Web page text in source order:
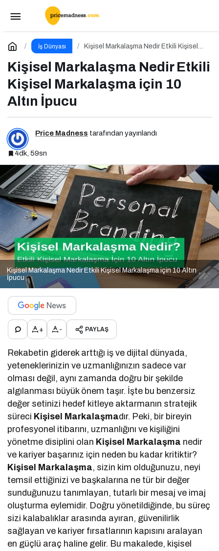
İş Dünyası
Kişisel Markalaşma Nedir Etkili Kişisel
Kişisel Markalaşma Nedir Etkili
Kişisel Markalaşma için 10
Altın İpucu
Price Madness tarafından yayınlandı
4dk, 59sn
Kişisel Markalaşma Nedir Etkili Kişisel Markalaşma için 10 Altın
İpucu
+ - PAYLAŞ
Rekabetin giderek arttığı iş ve dijital dünyada,
yeteneklerinizin ve uzmanlığınızın sadece var
olması değil, aynı zamanda doğru bir şekilde
algılanması büyük önem taşır. İşte bu benzersiz
değer setinizi hedef kitleye aktarmanın stratejik
süreci Kişisel Markalaşmadır. Peki, bir bireyin
profesyonel itibarını, uzmanlığını ve kişiliğini
yönetme disiplini olan Kişisel Markalaşma nedir
ve kariyer başarınız için neden bu kadar kritiktir?
Kişisel Markalaşma, sizin kim olduğunuzu, neyi
temsil ettiğinizi ve başkalarına ne tür bir değer
sunduğunuzu tanımlayan, tutarlı bir mesaj ve imaj
oluşturma eylemidir. Doğru yönetildiğinde, bu süreç
sizi kalabalıklar arasında ayıran, güvenilirlik
sağlayan ve kariyer fırsatlarının kapısını aralayan
en güçlü araç haline gelir. Bu makalede, kişisel
Marka İletişimi Nedir Etkili Marka İletişimi için
10 Altın Öneri
Yorum Yap